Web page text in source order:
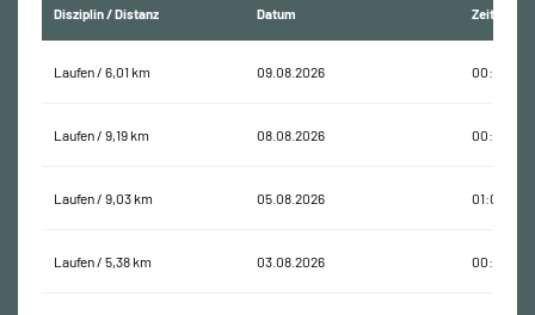
Disziplin / Distanz Datum Zeit
Laufen / 6,01 km 09.08.2026 00:38:46
Laufen / 9,19 km 08.08.2026 00:58:29
Laufen / 9,03 km 05.08.2026 01:06:14
Laufen / 5,38 km 03.08.2026 00:35:13